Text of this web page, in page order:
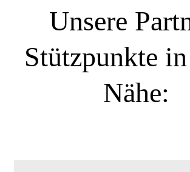
Unsere
Stützpunkte
Nähe: